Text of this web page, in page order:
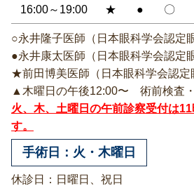
16:00～19:00 ★ ● 〇
○永井隆子医師（日本眼科学会認定
●永井康太医師（日本眼科学会認定
★前田博美医師（日本眼科学会認定
▲木曜日の午後12:00〜 術前検査
火、木、土曜日の午前診察受付は
す。
手術日：火・木曜日
休診日：日曜日、祝日